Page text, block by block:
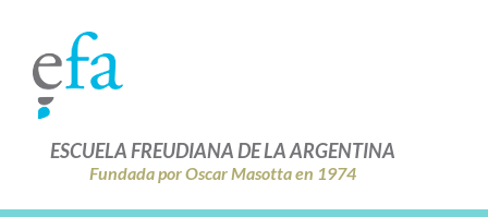
ESCUELA FREUDIANA DE LA ARGENTINA
Fundada por Oscar Masotta en 1974